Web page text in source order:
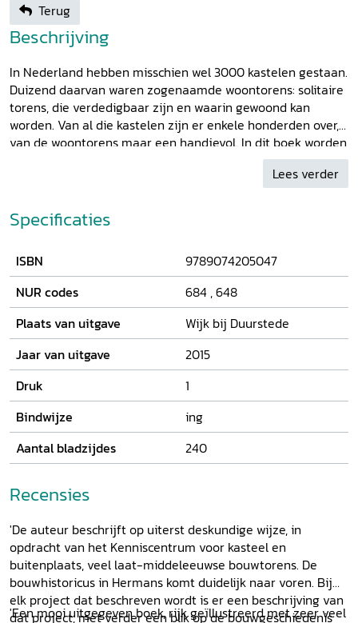
Terug
Beschrijving
In Nederland hebben misschien wel 3000 kastelen gestaan.
Duizend daarvan waren zogenaamde woontorens: solitaire
torens, die verdedigbaar zijn en waarin gewoond kan
worden. Van al die kastelen zijn er enkele honderden over,
van de woontorens maar een handjevol. In dit boek worden
er bijna 50 beschreven. De keuze viel daarbij op die
kastelen die nog (deels) overeind staan, als ruïne in het
bouwdelen zijn overgebleven. In de inleiding beschrijft
kastelenkenner en bouwhistoricus Taco Hermans wat er
kastelen. Van ieder object wordt vervolgens een
bouwkundige en een historische beschrijving gegeven. De
vele illustraties geven een zo compleet mogelijk beeld van
hoe de woontoren er uitziet en welke ontwikkeling het
gebouw heeft doorgemaakt. Met deze gids in de hand
wordt een bezoek aan een woontoren in Nederland een
bouwhistorisch avontuur. Het tweedelige proefschrift waar
deze gids op is gebaseerd, is eveneens leverbaar:
Middeleeuwse woontorens in Nederland.
Lees verder
Specificaties
ISBN
9789074205047
NUR codes
684 ,648
Plaats van uitgave
Wijk bij Duurstede
Jaar van uitgave
2015
Druk
1
Bindwijze
ing
Aantal bladzijdes
240
Recensies
'De auteur beschrijft op uiterst deskundige wijze, in
opdracht van het Kenniscentrum voor kasteel en
buitenplaats, veel laat-middeleeuwse bouwtorens. De
bouwhistoricus in Hermans komt duidelijk naar voren. Bij
elk project dat beschreven wordt is er een beschrijving van
dat project, met verder een blik op de bouwgeschiedenis
'Een mooi uitgegeven boek, rijk geïllustreerd met zeer veel